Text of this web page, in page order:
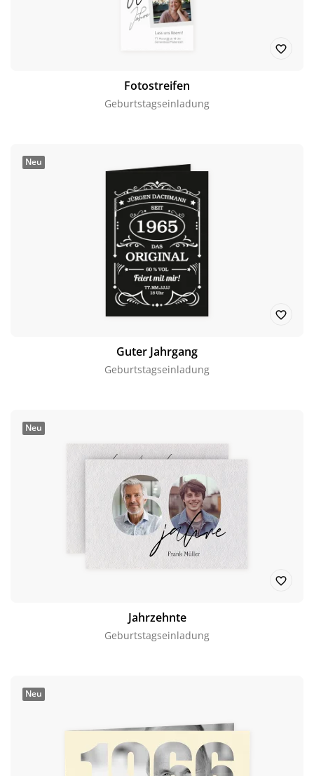
Fotostreifen
Geburtstagseinladung
Neu
Guter Jahrgang
Geburtstagseinladung
Neu
Jahrzehnte
Geburtstagseinladung
Neu